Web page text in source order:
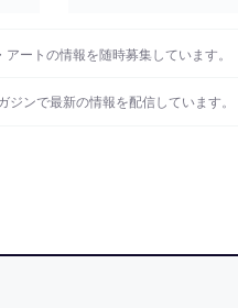
ートの情報を随時募集しています。
ジンで最新の情報を配信しています。